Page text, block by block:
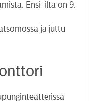
Ensi-ilta on 9.
ja juttu